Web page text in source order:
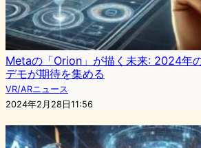
Metaの「Orion」が描く未来: 2024年
デモが期待を集める
VR/ARニュース
2024年2月28日11:56